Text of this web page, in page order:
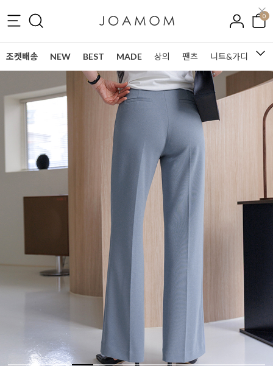
0
조켓배송 NEW BEST MADE 상의 팬츠 니트&가디건